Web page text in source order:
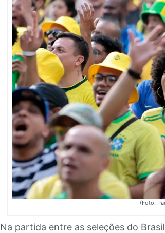
(Foto:
Na partida entre as seleções do